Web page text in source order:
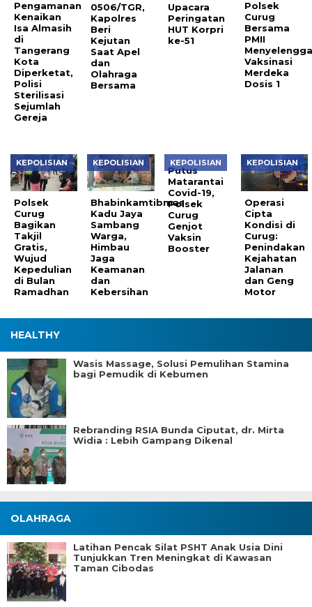
Pengamanan
Kenaikan
Isa Almasih
di
Tangerang
Kota
Diperketat,
Polisi
Sterilisasi
Sejumlah
Gereja
0506/TGR,
Kapolres
Beri
Kejutan
Saat Apel
dan
Olahraga
Bersama
Upacara
Peringatan
HUT Korpri
ke-51
Polsek
Curug
Bersama
PMII
Vaksinasi
Merdeka
Dosis 1
KEPOLISIAN
Polsek
Curug
Bagikan
Takjil
Gratis,
Wujud
Kepedulian
di Bulan
Ramadhan
KEPOLISIAN
Bhabinkamtibmas
Kadu Jaya
Sambang
Warga,
Himbau
Jaga
Keamanan
dan
Kebersihan
KEPOLISIAN
Putus
Matarantai
Covid-19,
Polsek
Curug
Genjot
Vaksin
Booster
KEPOLISIAN
Operasi
Cipta
Kondisi di
Curug:
Penindakan
Kejahatan
Jalanan
dan Geng
Motor
HEALTHY
Wasis Massage, Solusi Pemulihan Stamina
bagi Pemudik di Kebumen
Rebranding RSIA Bunda Ciputat, dr. Mirta
Widia : Lebih Gampang Dikenal
OLAHRAGA
Latihan Pencak Silat PSHT Anak Usia Dini
Tunjukkan Tren Meningkat di Kawasan
Taman Cibodas